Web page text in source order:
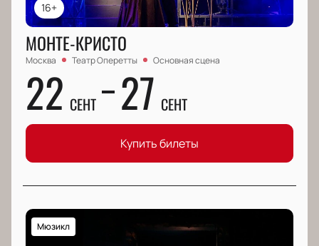
16+
МОНТЕ-КРИСТО
Москва Театр Оперетты Основная сцена
22 СЕНТ 27 СЕНТ
Купить билеты
Мюзикл